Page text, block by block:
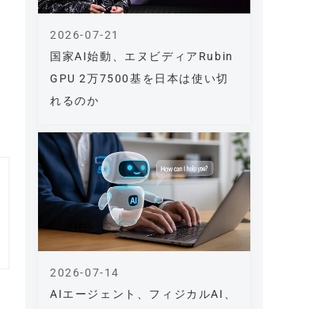
国家AI始動、エヌビディアRubin
GPU 2万7500基を日本は使い切
れるのか
2026-07-21
AIエージェント、フィジカルAI、
2026-07-14